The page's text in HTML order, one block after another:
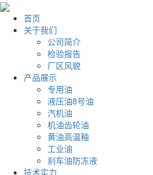
首页
关于我们
公司简介
检验报告
厂区风貌
产品展示
专用油
液压油8号油
汽机油
机油齿轮油
黄油高温釉
工业油
刹车油防冻液
技术实力